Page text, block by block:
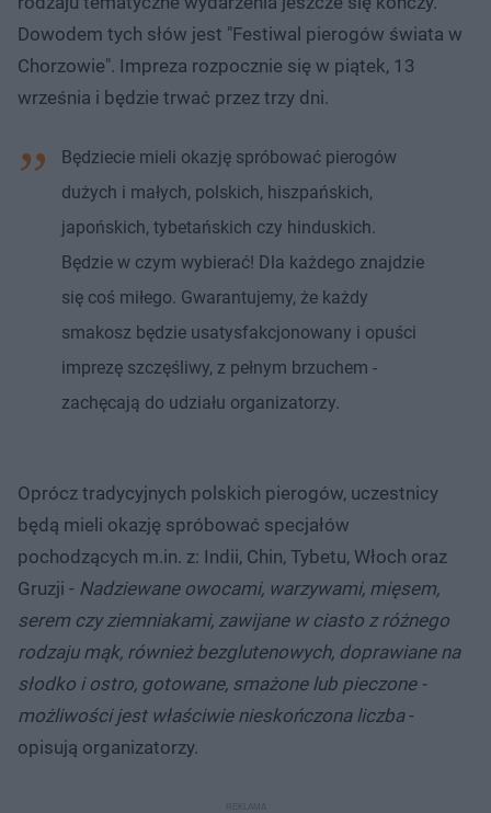
Dowodem tych słów jest "Festiwal pierogów świata w
Chorzowie". Impreza rozpocznie się w piątek, 13
września i będzie trwać przez trzy dni.
Będziecie mieli okazję spróbować pierogów
dużych i małych, polskich, hiszpańskich,
japońskich, tybetańskich czy hinduskich.
Będzie w czym wybierać! Dla każdego znajdzie
się coś miłego. Gwarantujemy, że każdy
smakosz będzie usatysfakcjonowany i opuści
imprezę szczęśliwy, z pełnym brzuchem -
zachęcają do udziału organizatorzy.
Oprócz tradycyjnych polskich pierogów, uczestnicy
będą mieli okazję spróbować specjałów
pochodzących m.in. z: Indii, Chin, Tybetu, Włoch oraz
Gruzji - Nadziewane owocami, warzywami, mięsem,
serem czy ziemniakami, zawijane w ciasto z różnego
rodzaju mąk, również bezglutenowych, doprawiane na
słodko i ostro, gotowane, smażone lub pieczone -
możliwości jest właściwie nieskończona liczba-
opisują organizatorzy.